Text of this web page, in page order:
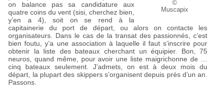
©
Muscapix
on balance pas sa candidature aux
quatre coins du vent (sisi, cherchez bien,
y’en a 4), soit on se rend à la
capitainerie du port de départ, ou alors on contacte les
organisateurs. Dans le cas de la transat des passionnés, c’est
bien foutu, y’a une association à laquelle il faut s’inscrire pour
obtenir la liste des bateaux cherchant un équipier. Bon, 75
neuros, quand même, pour avoir une liste maigrichonne de …
cinq bateaux seulement. J’admets, on est à deux mois du
départ, la plupart des skippers s’organisent depuis près d’un an.
Passons.